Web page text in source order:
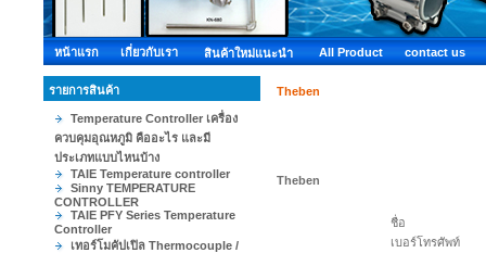
หน้าแรก เกี่ยวกับเรา สินค้าใหม่แนะนำ All Product contact us
รายการสินค้า
Temperature Controller เครื่อง
ควบคุมอุณหภูมิ คืออะไร และมี
ประเภทแบบไหนบ้าง
TAIE Temperature controller
Sinny TEMPERATURE
CONTROLLER
TAIE PFY Series Temperature
Controller
เทอร์โมคัปเปิล Thermocouple /
Theben
Theben
ชื่อ
เบอร์โทรศัพท์